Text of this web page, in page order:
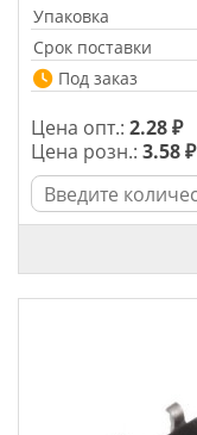
Упаковка
Срок поставки
Под заказ
Цена опт.: 2.28 ₽
Цена розн.: 3.58 ₽